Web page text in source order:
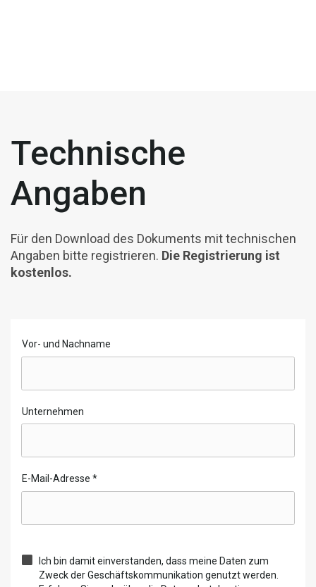
Technische
Angaben
Für den Download des Dokuments mit technischen
Angaben bitte registrieren. Die Registrierung ist
kostenlos.
Vor- und Nachname
Unternehmen
E-Mail-Adresse *
Ich bin damit einverstanden, dass meine Daten zum
Zweck der Geschäftskommunikation genutzt werden.